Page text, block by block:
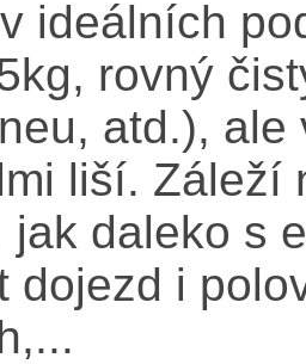
ideálních
rovný
atd.),
liší. Záleží
jak daleko s
dojezd i